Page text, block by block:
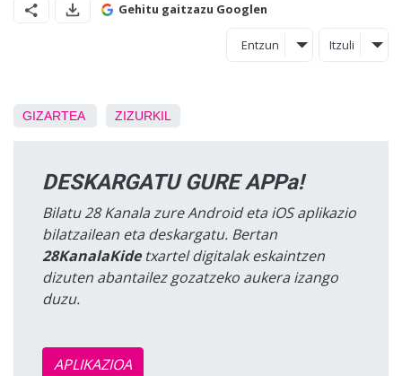
Gehitu gaitzazu Googlen
Entzun Itzuli
GIZARTEA ZIZURKIL
DESKARGATU GURE APPa!
Bilatu 28 Kanala zure Android eta iOS aplikazio
bilatzailean eta deskargatu. Bertan
28KanalaKidetxartel digitalak eskaintzen
dizuten abantailez gozatzeko aukera izango
duzu.
APLIKAZIOA